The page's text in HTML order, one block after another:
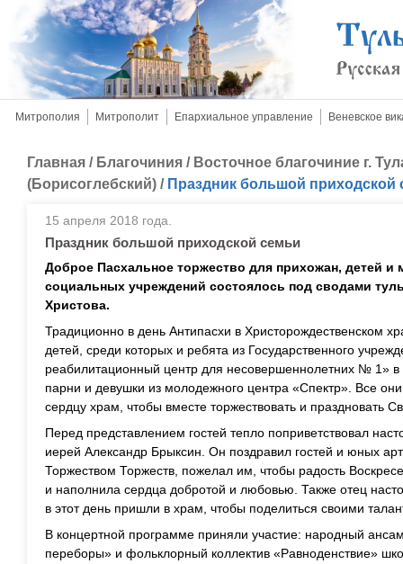
Митрополия Митрополит Епархиальное управление Веневское
Главная / Благочиния / Восточное благочиние г.
(Борисоглебский) / Праздник большой приходской
15 апреля 2018 года.
Праздник большой приходской семьи
Доброе Пасхальное торжество для прихожан, детей
социальных учреждений состоялось под сводами
Христова.
Традиционно в день Антипасхи в Христорождественском
детей, среди которых и ребята из Государственного
реабилитационный центр для несовершеннолетних № 1» в
парни и девушки из молодежного центра «Спектр». Все
сердцу храм, чтобы вместе торжествовать и праздновать
Перед представлением гостей тепло поприветствовал
иерей Александр Брыксин. Он поздравил гостей и юных
Торжеством Торжеств, пожелал им, чтобы радость
и наполнила сердца добротой и любовью. Также отец
в этот день пришли в храм, чтобы поделиться своими
В концертной программе приняли участие: народный
переборы» и фольклорный коллектив «Равноденствие»